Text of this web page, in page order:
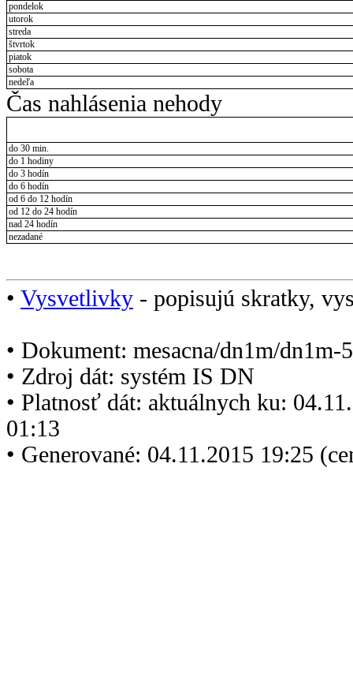
pondelok
utorok
streda
štvrtok
piatok
sobota
nedeľa
Čas nahlásenia nehody
do 30 min.
do 1 hodiny
do 3 hodín
do 6 hodín
od 6 do 12 hodín
od 12 do 24 hodín
nad 24 hodín
nezadané
• Vysvetlivky - popisujú skratky,
• Dokument: mesacna/dn1m/dn1m-
• Zdroj dát: systém IS DN
• Platnosť dát: aktuálnych ku:
01:13
• Generované: 04.11.2015 19:25